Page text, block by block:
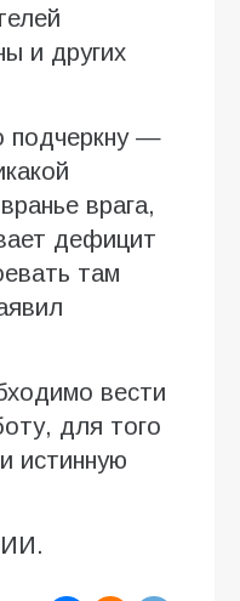
и других
подчеркну —
врага,
дефицит
там
вести
для того
истинную
ИИ.